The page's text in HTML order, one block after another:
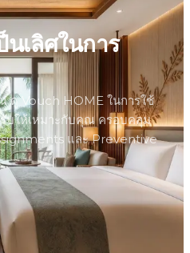
เลิศในการ
ดู Vouch HOME ในการใช้
ให้เหมาะกับคุณ ครอบคลุม
และ Preventive